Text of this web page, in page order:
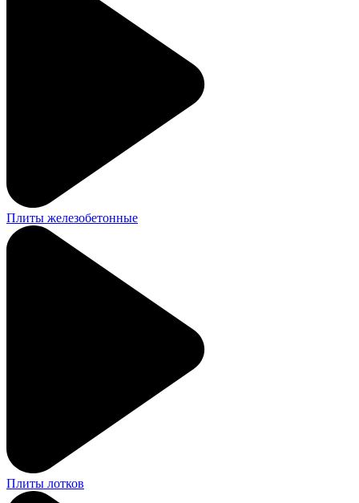
Плиты железобетонные
Плиты лотков